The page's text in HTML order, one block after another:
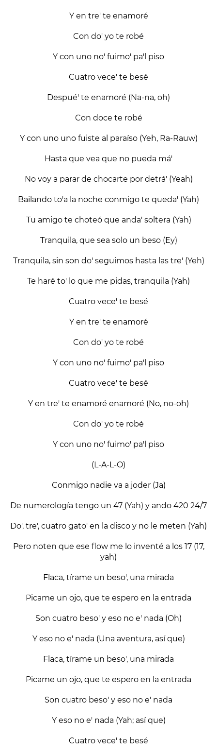
Y en tre' te enamoré
Con do' yo te robé
Y con uno no' fuimo' pa'l piso
Cuatro vece' te besé
Despué' te enamoré (Na-na, oh)
Con doce te robé
Y con uno uno fuiste al paraíso (Yeh, Ra-Rauw)
Hasta que vea que no pueda má'
No voy a parar de chocarte por detrá' (Yeah)
Bailando to'a la noche conmigo te queda' (Yah)
Tu amigo te choteó que anda' soltera (Yah)
Tranquila, que sea solo un beso (Ey)
Tranquila, sin son do' seguimos hasta las tre' (Yeh)
Te haré to' lo que me pidas, tranquila (Yah)
Cuatro vece' te besé
Y en tre' te enamoré
Con do' yo te robé
Y con uno no' fuimo' pa'l piso
Cuatro vece' te besé
Y en tre' te enamoré enamoré (No, no-oh)
Con do' yo te robé
Y con uno no' fuimo' pa'l piso
(L-A-L-O)
Conmigo nadie va a joder (Ja)
De numerología tengo un 47 (Yah) y ando 420 24/7
Do', tre', cuatro gato' en la disco y no le meten (Yah)
Pero noten que ese flow me lo inventé a los 17 (17,
yah)
Flaca, tírame un beso', una mirada
Picame un ojo, que te espero en la entrada
Son cuatro beso' y eso no e' nada (Oh)
Y eso no e' nada (Una aventura, así que)
Flaca, tírame un beso', una mirada
Picame un ojo, que te espero en la entrada
Son cuatro beso' y eso no e' nada
Y eso no e' nada (Yah; así que)
Cuatro vece' te besé